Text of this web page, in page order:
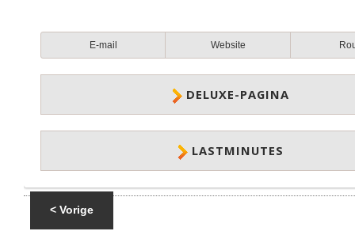
E-mail Website
DELUXE-PAGINA
LASTMINUTES
< Vorige